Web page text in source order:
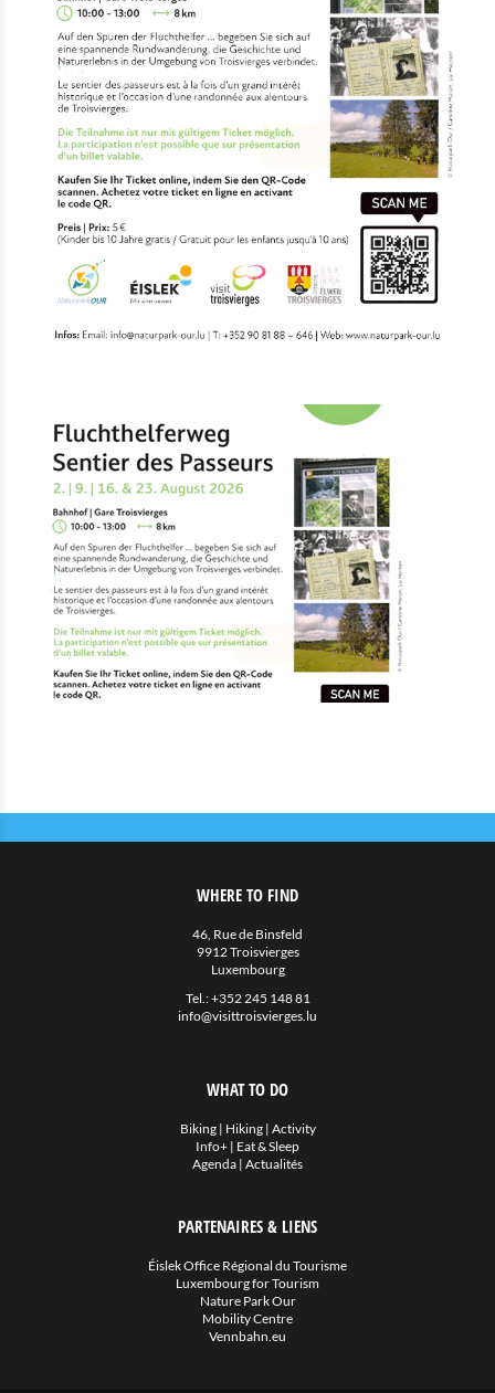
WHERE TO FIND
46, Rue de Binsfeld
9912 Troisvierges
Luxembourg
Tel.:+352 245 148 81
info@visittroisvierges.lu
WHAT TO DO
Biking| Hiking| Activity
Info+ | Eat & Sleep
Agenda | Actualités
PARTENAIRES & LIENS
Éislek Office Régional du Tourisme
Luxembourg for Tourism
Nature Park Our
Mobility Centre
Vennbahn.eu